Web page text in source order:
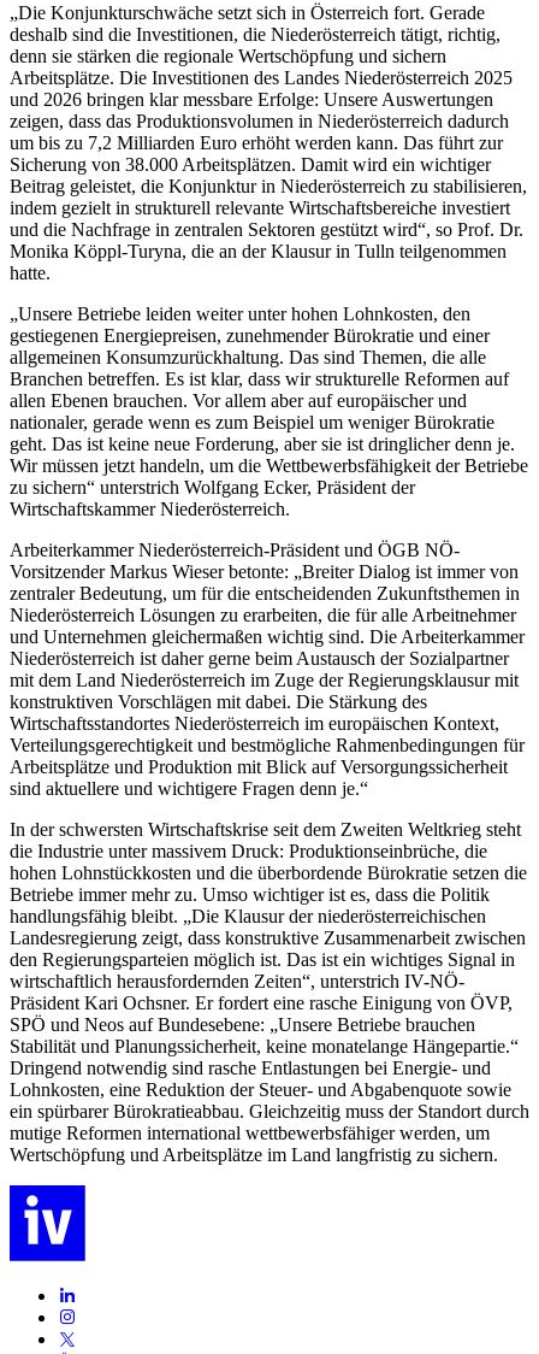
„Die Konjunkturschwäche setzt sich in Österreich fort. Gerade
deshalb sind die Investitionen, die Niederösterreich tätigt, richtig,
denn sie stärken die regionale Wertschöpfung und sichern
Arbeitsplätze. Die Investitionen des Landes Niederösterreich 2025
und 2026 bringen klar messbare Erfolge: Unsere Auswertungen
zeigen, dass das Produktionsvolumen in Niederösterreich dadurch
um bis zu 7,2 Milliarden Euro erhöht werden kann. Das führt zur
Sicherung von 38.000 Arbeitsplätzen. Damit wird ein wichtiger
Beitrag geleistet, die Konjunktur in Niederösterreich zu stabilisieren,
indem gezielt in strukturell relevante Wirtschaftsbereiche investiert
und die Nachfrage in zentralen Sektoren gestützt wird“, so Prof. Dr.
Monika Köppl-Turyna, die an der Klausur in Tulln teilgenommen
hatte.
„Unsere Betriebe leiden weiter unter hohen Lohnkosten, den
gestiegenen Energiepreisen, zunehmender Bürokratie und einer
allgemeinen Konsumzurückhaltung. Das sind Themen, die alle
Branchen betreffen. Es ist klar, dass wir strukturelle Reformen auf
allen Ebenen brauchen. Vor allem aber auf europäischer und
nationaler, gerade wenn es zum Beispiel um weniger Bürokratie
geht. Das ist keine neue Forderung, aber sie ist dringlicher denn je.
Wir müssen jetzt handeln, um die Wettbewerbsfähigkeit der Betriebe
zu sichern“ unterstrich Wolfgang Ecker, Präsident der
Wirtschaftskammer Niederösterreich.
Arbeiterkammer Niederösterreich-Präsident und ÖGB NÖ-
Vorsitzender Markus Wieser betonte: „Breiter Dialog ist immer von
zentraler Bedeutung, um für die entscheidenden Zukunftsthemen in
Niederösterreich Lösungen zu erarbeiten, die für alle Arbeitnehmer
und Unternehmen gleichermaßen wichtig sind. Die Arbeiterkammer
Niederösterreich ist daher gerne beim Austausch der Sozialpartner
mit dem Land Niederösterreich im Zuge der Regierungsklausur mit
konstruktiven Vorschlägen mit dabei. Die Stärkung des
Wirtschaftsstandortes Niederösterreich im europäischen Kontext,
Verteilungsgerechtigkeit und bestmögliche Rahmenbedingungen für
Arbeitsplätze und Produktion mit Blick auf Versorgungssicherheit
sind aktuellere und wichtigere Fragen denn je.“
In der schwersten Wirtschaftskrise seit dem Zweiten Weltkrieg steht
die Industrie unter massivem Druck: Produktionseinbrüche, die
hohen Lohnstückkosten und die überbordende Bürokratie setzen die
Betriebe immer mehr zu. Umso wichtiger ist es, dass die Politik
handlungsfähig bleibt. „Die Klausur der niederösterreichischen
Landesregierung zeigt, dass konstruktive Zusammenarbeit zwischen
den Regierungsparteien möglich ist. Das ist ein wichtiges Signal in
wirtschaftlich herausfordernden Zeiten“, unterstrich IV-NÖ-
Präsident Kari Ochsner. Er fordert eine rasche Einigung von ÖVP,
SPÖ und Neos auf Bundesebene: „Unsere Betriebe brauchen
Stabilität und Planungssicherheit, keine monatelange Hängepartie.“
Dringend notwendig sind rasche Entlastungen bei Energie- und
Lohnkosten, eine Reduktion der Steuer- und Abgabenquote sowie
ein spürbarer Bürokratieabbau. Gleichzeitig muss der Standort durch
mutige Reformen international wettbewerbsfähiger werden, um
Wertschöpfung und Arbeitsplätze im Land langfristig zu sichern.